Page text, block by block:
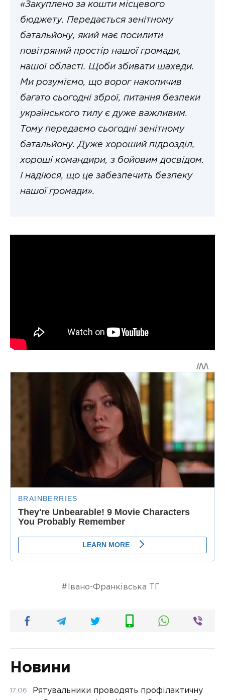
«Закуплено за кошти місцевого
бюджету. Передається зенітному
батальйону, який має посилити
повітряний простір нашої громади,
нашої області. Щоби збивати шахеди.
Ми розуміємо, що ворог накопичив
багато сьогодні зброї, питання безпеки
українського тилу є дуже важливим.
Тому передаємо сьогодні зенітному
батальйону. Дуже хороший підрозділ,
хороші командири, з бойовим досвідом.
І надіюся, що це забезпечить безпеку
нашої громади».
Івано-Франківська ТГ
Новини
17:06
Рятувальники проводять профілактичну